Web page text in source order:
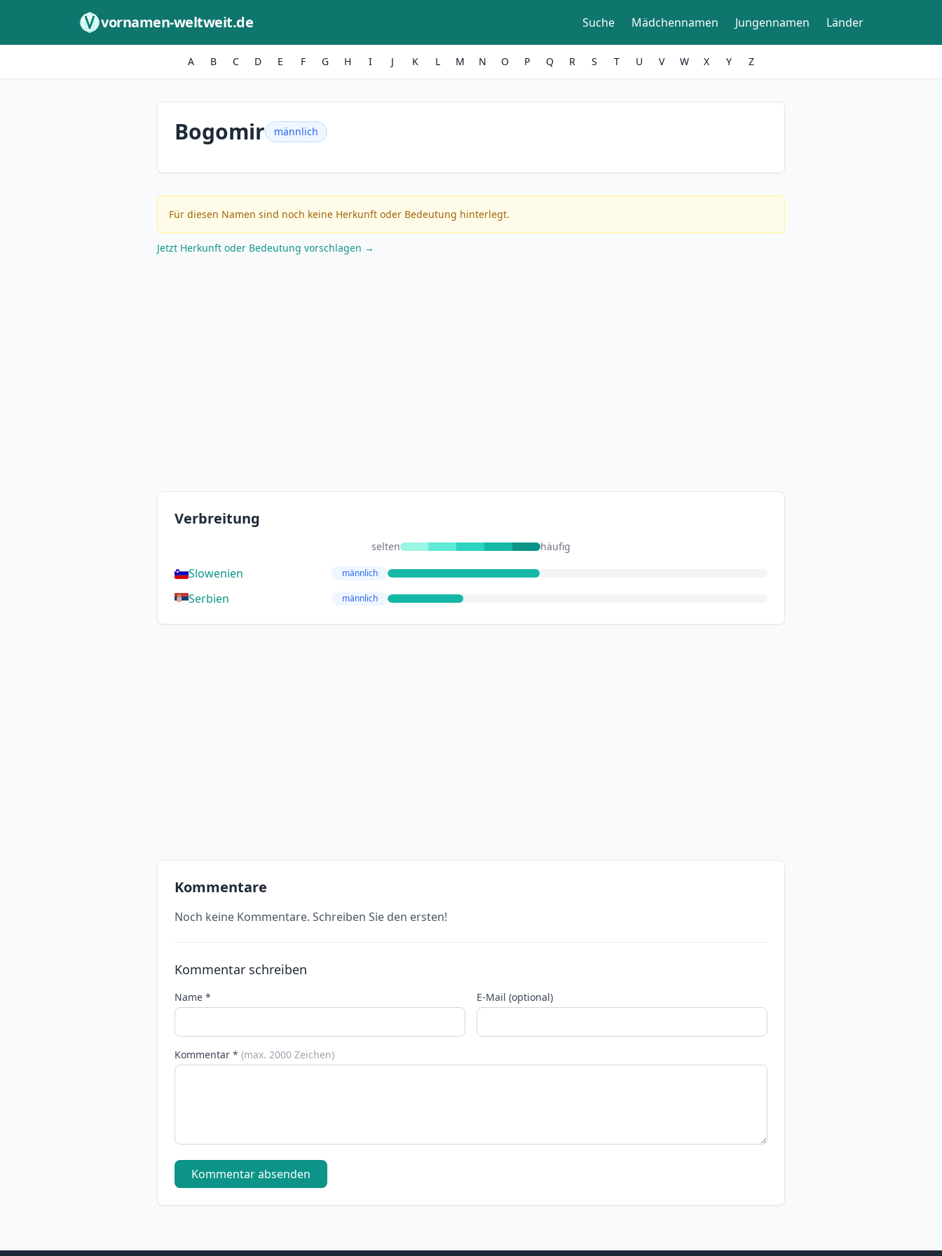
vornamen-weltweit.de Suche Mädchennamen Jungennamen Länder
A B C D E F G H I J K L M N O P Q R S T U V W X Y Z
Bogomir männlich
Für diesen Namen sind noch keine Herkunft oder Bedeutung hinterlegt.
Jetzt Herkunft oder Bedeutung vorschlagen →
Verbreitung
selten häufig
Slowenien männlich
Serbien männlich
Kommentare
Noch keine Kommentare. Schreiben Sie den ersten!
Kommentar schreiben
Name * E-Mail (optional)
Kommentar * (max. 2000 Zeichen)
Kommentar absenden